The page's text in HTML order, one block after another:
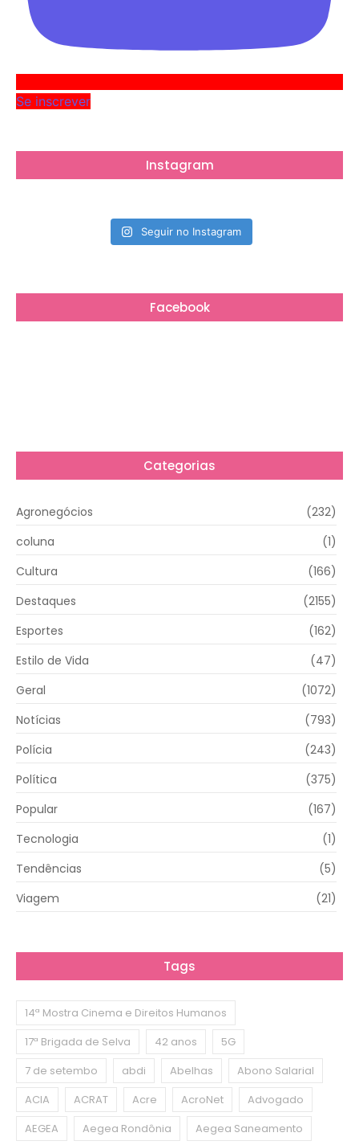
Se inscrever
Instagram
Seguir no Instagram
Facebook
Categorias
Agronegócios
(232)
coluna
(1)
Cultura
(166)
Destaques
(2155)
Esportes
(162)
Estilo de Vida
(47)
Geral
(1072)
Notícias
(793)
Polícia
(243)
Política
(375)
Popular
(167)
Tecnologia
(1)
Tendências
(5)
Viagem
(21)
Tags
14ª Mostra Cinema e Direitos Humanos
17ª Brigada de Selva
42 anos
5G
7 de setembo
abdi Abelhas
Abono Salarial
ACIA
ACRAT Acre AcroNet
Advogado
AEGEA
Aegea Rondônia Aegea Saneamento